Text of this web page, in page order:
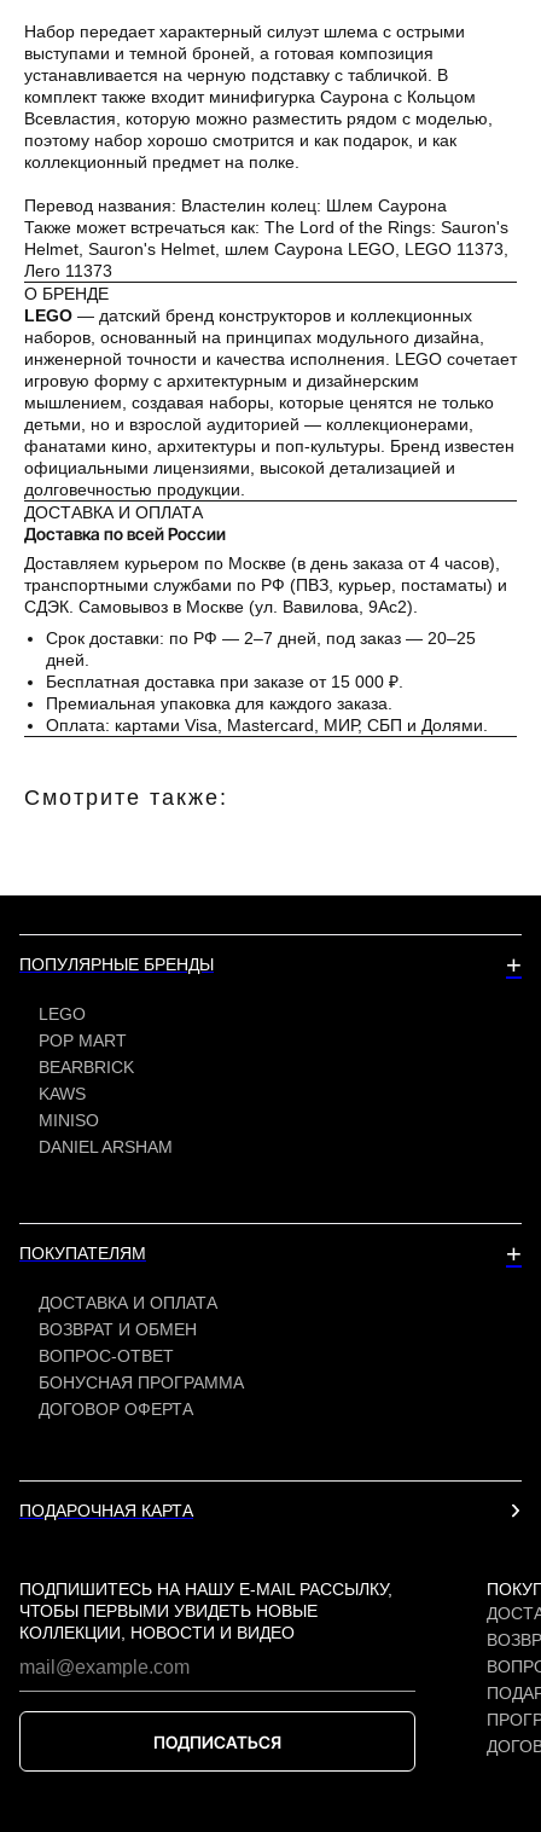
Набор передает характерный силуэт шлема с острыми
выступами и темной броней, а готовая композиция
устанавливается на черную подставку с табличкой. В
комплект также входит минифигурка Саурона с Кольцом
Всевластия, которую можно разместить рядом с моделью,
поэтому набор хорошо смотрится и как подарок, и как
коллекционный предмет на полке.
Перевод названия: Властелин колец: Шлем Саурона
Также может встречаться как: The Lord of the Rings: Sauron's
Helmet, Sauron's Helmet, шлем Саурона LEGO, LEGO 11373,
Лего 11373
О БРЕНДЕ
LEGO — датский бренд конструкторов и коллекционных
наборов, основанный на принципах модульного дизайна,
инженерной точности и качества исполнения. LEGO сочетает
игровую форму с архитектурным и дизайнерским
мышлением, создавая наборы, которые ценятся не только
детьми, но и взрослой аудиторией — коллекционерами,
фанатами кино, архитектуры и поп-культуры. Бренд известен
официальными лицензиями, высокой детализацией и
долговечностью продукции.
ДОСТАВКА И ОПЛАТА
Доставка по всей России
Доставляем курьером по Москве (в день заказа от 4 часов),
транспортными службами по РФ (ПВЗ, курьер, постаматы) и
СДЭК. Самовывоз в Москве (ул. Вавилова, 9Ас2).
Срок доставки: по РФ — 2–7 дней, под заказ — 20–25
дней.
Бесплатная доставка при заказе от 15 000 ₽.
Премиальная упаковка для каждого заказа.
Оплата: картами Visa, Mastercard, МИР, СБП и Долями.
Смотрите также:
ПОПУЛЯРНЫЕ БРЕНДЫ +
LEGO
POP MART
BEARBRICK
KAWS
MINISO
DANIEL ARSHAM
ПОКУПАТЕЛЯМ +
ДОСТАВКА И ОПЛАТА
ВОЗВРАТ И ОБМЕН
ВОПРОС-ОТВЕТ
БОНУСНАЯ ПРОГРАММА
ДОГОВОР ОФЕРТА
ПОДАРОЧНАЯ КАРТА
ПОДПИШИТЕСЬ НА НАШУ E-MAIL РАССЫЛКУ,
ЧТОБЫ ПЕРВЫМИ УВИДЕТЬ НОВЫЕ
КОЛЛЕКЦИИ, НОВОСТИ И ВИДЕО
ПОДПИСАТЬСЯ